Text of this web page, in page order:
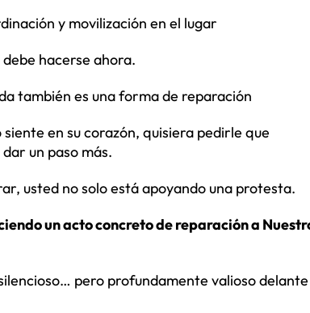
y movilización en el lugar
hacerse ahora.
también es una forma de reparación
siente en su corazón, quisiera pedirle que
un paso más.
usted no solo está apoyando una protesta.
un acto concreto de reparación a
pero profundamente valioso delante